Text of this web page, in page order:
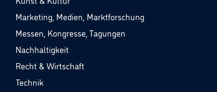
Marketing, Medien, Marktforschung
Messen, Kongresse, Tagungen
Nachhaltigkeit
Recht & Wirtschaft
Technik